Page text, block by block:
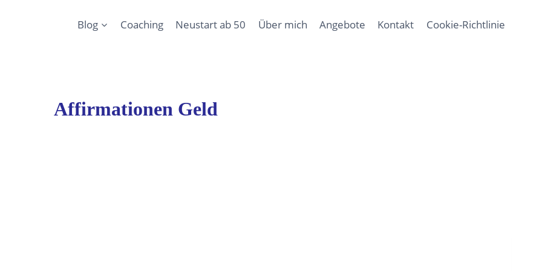
Blog Coaching Neustart ab 50 Über mich Angebote Kontakt Cookie-Richtlinie
Affirmationen Geld